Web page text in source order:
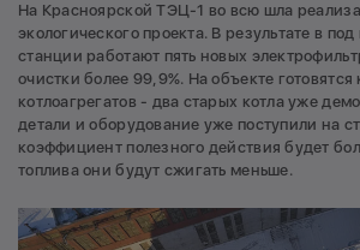
На Красноярской ТЭЦ-1 во всю шла
экологического проекта. В результате в
станции работают пять новых
очистки более 99,9%. На объекте
котлоагрегатов - два старых котла уже
детали и оборудование уже поступили на
коэффициент полезного действия будет
топлива они будут сжигать меньше.